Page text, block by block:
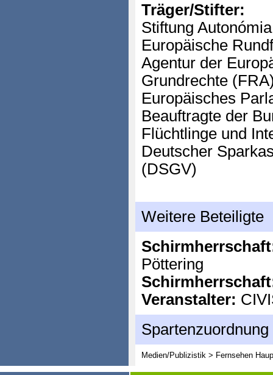
Träger/Stifter:
Stiftung
Europäische
Agentur der
Grundrechte
Europäisches
Beauftragte der
Flüchtlinge und
Deutscher
(DSGV)
Weitere Beteiligte
Pöttering
Veranstalter:
Spartenzuordnung
Medien/Publizistik > Fernsehen